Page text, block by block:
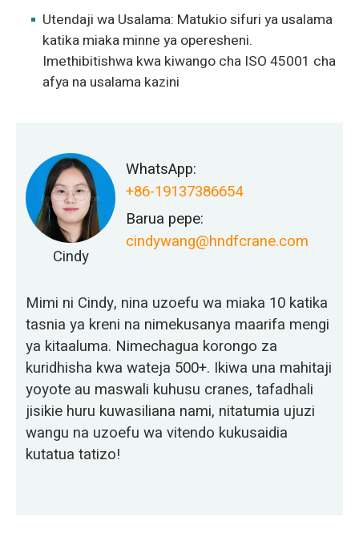
Utendaji wa Usalama: Matukio sifuri ya usalama
katika miaka minne ya operesheni.
Imethibitishwa kwa kiwango cha ISO 45001 cha
afya na usalama kazini
Cindy
WhatsApp:
+86-19137386654
Barua pepe:
cindywang@hndfcrane.com
Mimi ni Cindy, nina uzoefu wa miaka 10 katika
tasnia ya kreni na nimekusanya maarifa mengi
ya kitaaluma. Nimechagua korongo za
kuridhisha kwa wateja 500+. Ikiwa una mahitaji
yoyote au maswali kuhusu cranes, tafadhali
jisikie huru kuwasiliana nami, nitatumia ujuzi
wangu na uzoefu wa vitendo kukusaidia
kutatua tatizo!